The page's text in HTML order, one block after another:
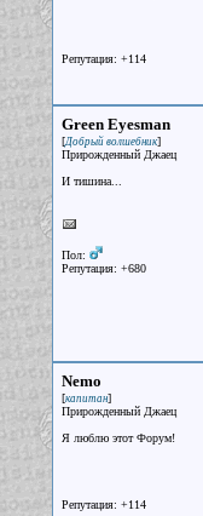
Репутация: +114
Green Eyesman
[Добрый волшебник]
Прирожденный Джаец
И тишина...
Пол:
Репутация: +680
Nemo
[капитан]
Прирожденный Джаец
Я люблю этот Форум!
Репутация: +114